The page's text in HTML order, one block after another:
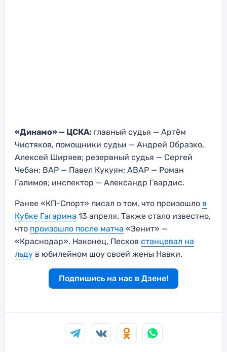
«Динамо» — ЦСКА: главный судья — Артём
Чистяков, помощники судьи — Андрей Образко,
Алексей Ширяев; резервный судья — Сергей
Чебан; ВАР — Павел Кукуян; АВАР — Роман
Галимов; инспектор — Александр Гвардис.
Ранее «КП-Спорт» писал о том, что произошло в
Кубке Гагарина 13 апреля. Также стало известно,
что произошло после матча «Зенит» —
«Краснодар». Наконец, Песков станцевал на
льду в юбилейном шоу своей жены Навки.
Подпишись на нас в Дзене!